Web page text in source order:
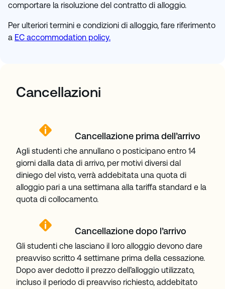
comportare la risoluzione del contratto di alloggio.
Per ulteriori termini e condizioni di alloggio, fare riferimento
a EC accommodation policy.
Cancellazioni
Cancellazione prima dell’arrivo
Agli studenti che annullano o posticipano entro 14
giorni dalla data di arrivo, per motivi diversi dal
diniego del visto, verrà addebitata una quota di
alloggio pari a una settimana alla tariffa standard e la
quota di collocamento.
Cancellazione dopo l’arrivo
Gli studenti che lasciano il loro alloggio devono dare
preavviso scritto 4 settimane prima della cessazione.
Dopo aver dedotto il prezzo dell’alloggio utilizzato,
incluso il periodo di preavviso richiesto, addebitato